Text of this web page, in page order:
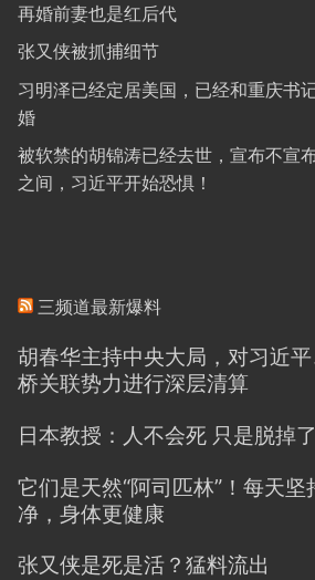
再婚前妻也是红后代
张又侠被抓捕细节
习明泽已经定居美国，已经和重庆书
婚
被软禁的胡锦涛已经去世，宣布不宣
之间，习近平开始恐惧！
三频道最新爆料
胡春华主持中央大局，对习近
桥关联势力进行深层清算
日本教授：人不会死 只是脱掉
它们是天然“阿司匹林”！每天
净，身体更健康
张又侠是死是活？猛料流出